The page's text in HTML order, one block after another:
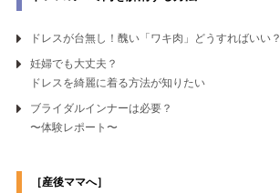
ドレスが台無し！醜い「ワキ肉」どうすればいい？
妊婦でも大丈夫？
ドレスを綺麗に着る方法が知りたい
ブライダルインナーは必要？
〜体験レポート〜
［産後ママへ］